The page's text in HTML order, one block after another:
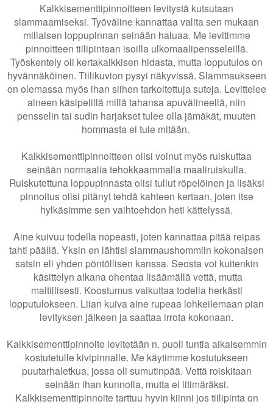
Kalkkisementtipinnoitteen levitystä kutsutaan
slammaamiseksi. Työväline kannattaa valita sen mukaan
millaisen loppupinnan seinään haluaa. Me levitimme
pinnoitteen tiilipintaan isoilla ulkomaalipensseleillä.
Työskentely oli kertakaikkisen hidasta, mutta lopputulos on
hyvännäköinen. Tiilikuvion pysyi näkyvissä. Slammaukseen
on olemassa myös ihan siihen tarkoitettuja suteja. Levittelee
aineen käsipelillä millä tahansa apuvälineellä, niin
pensselin tai sudin harjakset tulee olla jämäkät, muuten
hommasta ei tule mitään.
Kalkkisementtipinnoitteen olisi voinut myös ruiskuttaa
seinään normaalia tehokkaammalla maaliruiskulla.
Ruiskutettuna loppupinnasta olisi tullut röpelöinen ja lisäksi
pinnoitus olisi pitänyt tehdä kahteen kertaan, joten itse
hylkäsimme sen vaihtoehdon heti kättelyssä.
Aine kuivuu todella nopeasti, joten kannattaa pitää reipas
tahti päällä. Yksin en lähtisi slammaushommiin kokonaisen
satsin eli yhden pöntöllisen kanssa. Seosta voi kuitenkin
käsittelyn aikana ohentaa lisäämällä vettä, mutta
maltillisesti. Koostumus vaikuttaa todella herkästi
lopputulokseen. Liian kuiva aine rupeaa lohkeilemaan pian
levityksen jälkeen ja saattaa irrota kokonaan.
Kalkkisementtipinnoite levitetään n. puoli tuntia aikaisemmin
kostutetulle kivipinnalle. Me käytimme kostutukseen
puutarhaletkua, jossa oli sumutinpää. Vettä roiskitaan
seinään ihan kunnolla, mutta ei litimäräksi.
Kalkkisementtipinnoite tarttuu hyvin kiinni jos tiilipinta on